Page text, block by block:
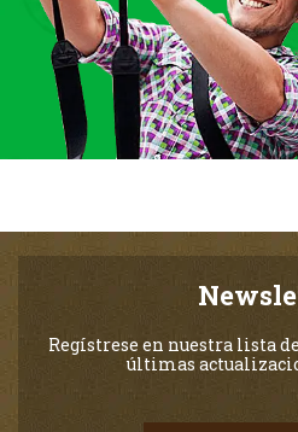
Regístrese en nuestra lista
últimas